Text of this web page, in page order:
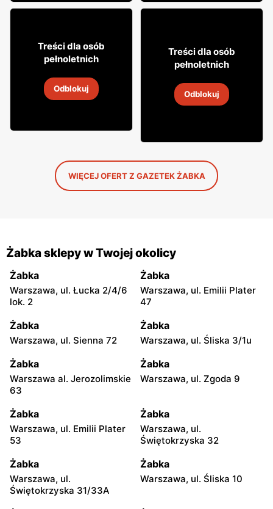
49 99
18 sie 2026
Treści dla osób
pełnoletnich
Odblokuj
2999
Wódka Żołądkowa Gorzka
18 sie 2026
Treści dla osób
pełnoletnich
Odblokuj
WIĘCEJ OFERT Z GAZETEK ŻABKA
Żabka sklepy w Twojej okolicy
Żabka
Warszawa, ul. Łucka 2/4/6
lok. 2
Żabka
Warszawa, ul. Emilii Plater
47
Żabka
Warszawa, ul. Sienna 72
Żabka
Warszawa, ul. Śliska 3/1u
Żabka
Warszawa al. Jerozolimskie
63
Żabka
Warszawa, ul. Zgoda 9
Żabka
Warszawa, ul. Emilii Plater
53
Żabka
Warszawa, ul.
Świętokrzyska 32
Żabka
Warszawa, ul.
Świętokrzyska 31/33A
Żabka
Warszawa, ul. Śliska 10